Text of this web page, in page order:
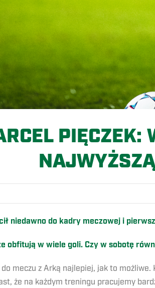
PIĘCZEK:
niedawno do kadry meczowej i
obfitują w wiele goli. Czy w sobotę
meczu z Arką najlepiej, jak to
że na każdym treningu pracujemy